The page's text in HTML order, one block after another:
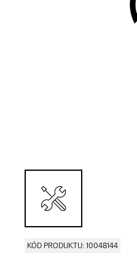
KÓD PRODUKTU: 10048144